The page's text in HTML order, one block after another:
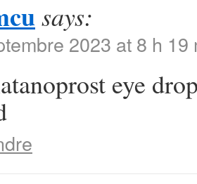
says:
2023 at 8 h 19
eye